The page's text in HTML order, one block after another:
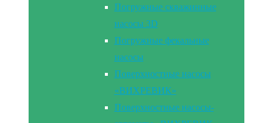
Погружные скважинные
насосы 3D
Погружные фекальные
насосы
Поверхностные насосы
«ВИХРЕВИК»
Поверхностные насосы-